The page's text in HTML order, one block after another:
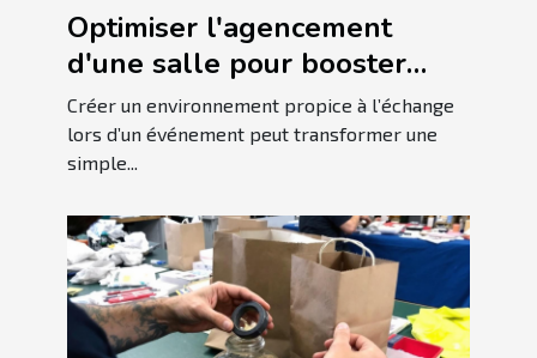
Optimiser l'agencement
d'une salle pour booster
l'interaction lors
d'événements
Créer un environnement propice à l’échange
lors d’un événement peut transformer une
simple...